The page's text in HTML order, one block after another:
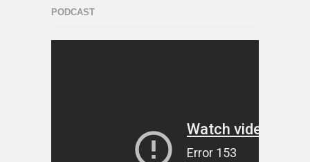
PODCAST